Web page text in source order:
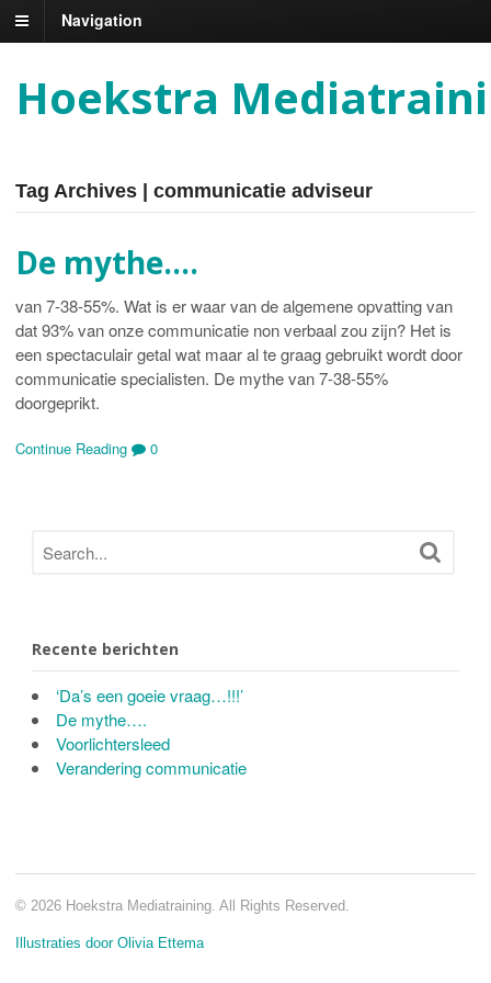
Navigation
Hoekstra
Tag Archives | communicatie adviseur
De mythe….
van 7-38-55%. Wat is er waar van de algemene opvatting van
dat 93% van onze communicatie non verbaal zou zijn? Het is
een spectaculair getal wat maar al te graag gebruikt wordt door
communicatie specialisten. De mythe van 7-38-55%
doorgeprikt.
Continue Reading 0
Recente berichten
‘Da’s een goeie vraag…!!!’
De mythe….
Voorlichtersleed
Verandering communicatie
© 2026 Hoekstra Mediatraining. All Rights Reserved.
Illustraties door Olivia Ettema